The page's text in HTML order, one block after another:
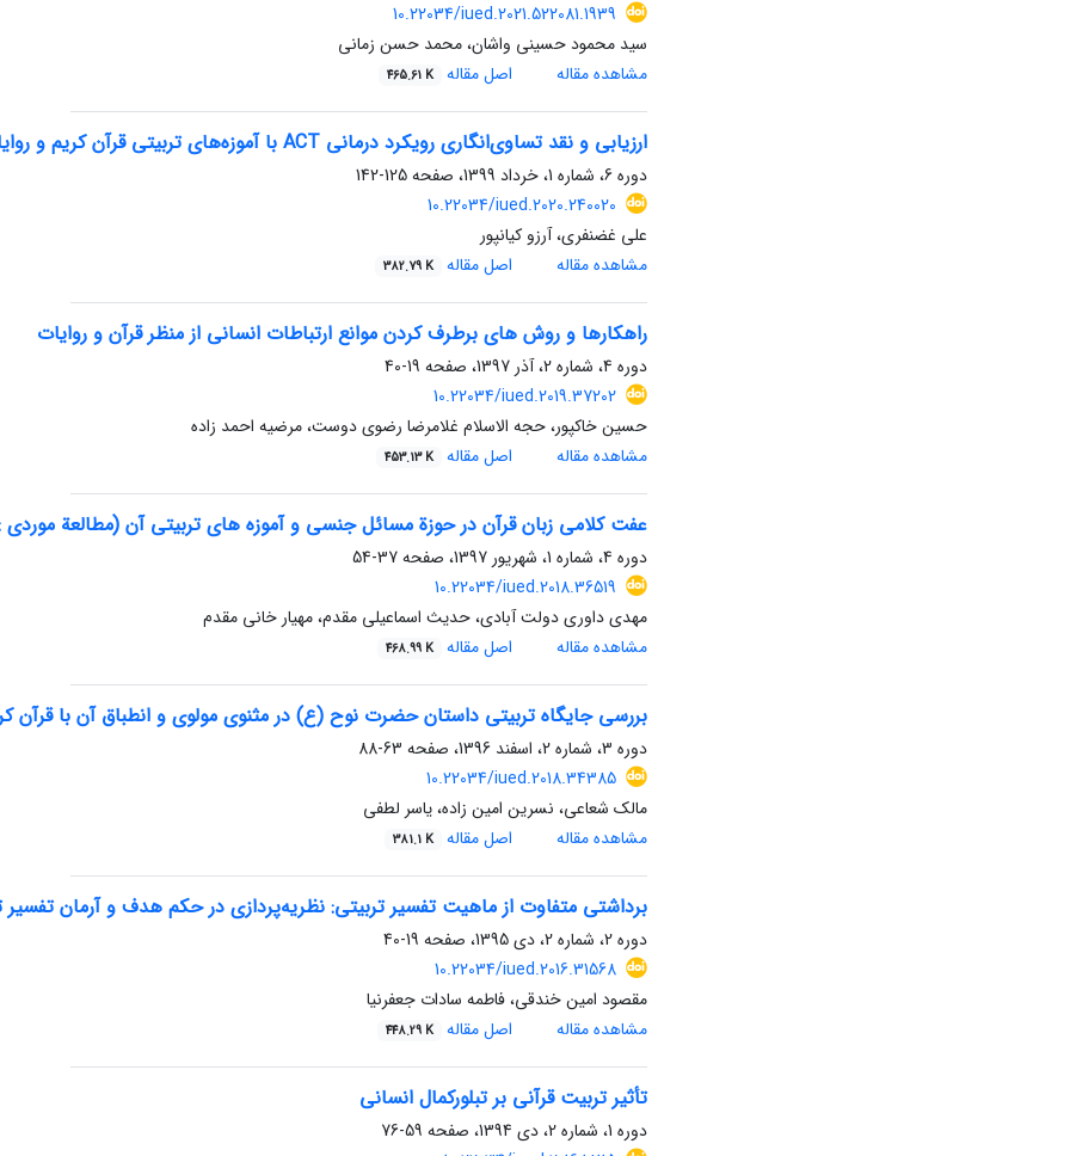
10.22034/iued.2021.522081.1939
سید محمود حسینی واشان، محمد حسن زمانی
مشاهده مقاله
اصل مقاله 465.61 K
ارزیابی و نقد تساوی‌‌‌‌انگاری رویکرد درمانی ACT با آموزه‌‌‌‌های تربیتی قرآن کریم و روایات
دوره 6، شماره 1، خرداد 1399، صفحه
125-142
10.22034/iued.2020.240020
علی غضنفری، آرزو کیانپور
مشاهده مقاله
اصل مقاله 382.79 K
راهکارها و روش های برطرف کردن موانع ارتباطات انسانی از منظر قرآن و روایات
دوره 4، شماره 2، آذر 1397، صفحه
19-40
10.22034/iued.2019.37202
حسین خاکپور، حجه الاسلام غلامرضا رضوی دوست، مرضیه احمد زاده
مشاهده مقاله
اصل مقاله 453.13 K
عفت کلامی زبان قرآن در حوزة مسائل جنسی و آموزه های تربیتی آن (مطالعة موردی
دوره 4، شماره 1، شهریور 1397، صفحه
37-54
10.22034/iued.2018.36519
مهدی داوری دولت آبادی، حدیث اسماعیلی مقدم، مهیار خانی مقدم
مشاهده مقاله
اصل مقاله 468.99 K
بررسی جایگاه تربیتی داستان حضرت نوح (ع) در مثنوی مولوی و انطباق آن با قرآن
دوره 3، شماره 2، اسفند 1396، صفحه
63-88
10.22034/iued.2018.34385
مالک شعاعی، نسرین امین زاده، یاسر لطفی
مشاهده مقاله
اصل مقاله 381.1 K
برداشتی متفاوت از ماهیت تفسیر تربیتی: نظریه‌پردازی در حکم هدف و آرمان تفسیر
دوره 2، شماره 2، دی 1395، صفحه
19-40
10.22034/iued.2016.31568
مقصود امین خندقی، فاطمه سادات جعفرنیا
مشاهده مقاله
اصل مقاله 448.29 K
تأثیر تربیت قرآنی بر تبلورکمال انسانی
دوره 1، شماره 2، دی 1394، صفحه
59-76